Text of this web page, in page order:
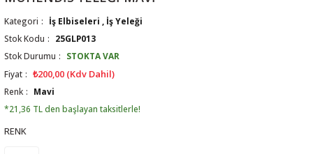
Tulum
Eldivenler
Eldiven
Ve Vizör
Kategori İş Elbiseleri
İş Yeleği
Stok Kodu
25GLP013
Stok Durumu
STOKTA VAR
Fiyat
₺200,00 (Kdv Dahil)
Renk
Mavi
*21,36 TL den başlayan taksitlerle!
RENK